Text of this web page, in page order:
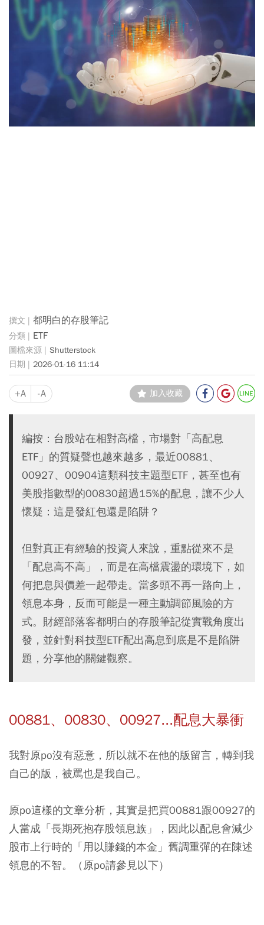
都明白的存股筆記
ETF
Shutterstock
2026-01-16 11:14
+A -A 加入收藏
編按：台股站在相對高檔，市場對「高配息
ETF」的質疑聲也越來越多，最近00881、
00927、00904這類科技主題型ETF，甚至也有
美股指數型的00830超過15%的配息，讓不少人
懷疑：這是發紅包還是陷阱？
但對真正有經驗的投資人來說，重點從來不是
「配息高不高」，而是在高檔震盪的環境下，如
何把息與價差一起帶走。當多頭不再一路向上，
領息本身，反而可能是一種主動調節風險的方
式。財經部落客都明白的存股筆記從實戰角度出
發，並針對科技型ETF配出高息到底是不是陷阱
題，分享他的關鍵觀察。
00881、00830、00927...配息大暴衝
我對原po沒有惡意，所以就不在他的版留言，轉到我
自己的版，被罵也是我自己。
原po這樣的文章分析，其實是把買00881跟00927的
人當成「長期死抱存股領息族」，因此以配息會減少
股市上行時的「用以賺錢的本金」舊調重彈的在陳述
領息的不智。（原po請參見以下）